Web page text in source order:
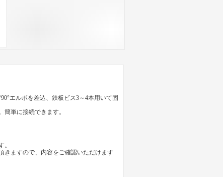
エルボを差込、鉄板ビス3～4本用いて固
単に接続できます。
。
きますので、内容をご確認いただけます